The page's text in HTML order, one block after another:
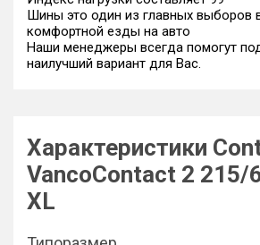
Шины это один из главных выборов
комфортной езды на авто
Наши менеджеры всегда помогут
наилучший вариант для Вас.
Характеристики
VancoContact 2 215/
XL